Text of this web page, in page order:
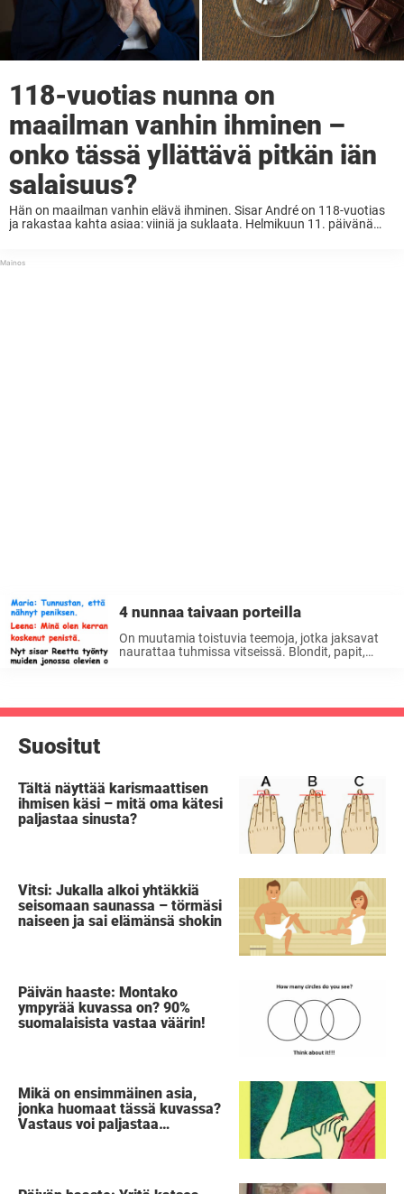
118-vuotias nunna on
maailman vanhin ihminen –
onko tässä yllättävä pitkän iän
salaisuus?
Hän on maailman vanhin elävä ihminen. Sisar André on 118-vuotias
ja rakastaa kahta asiaa: viiniä ja suklaata. Helmikuun 11. päivänä
4 nunnaa taivaan porteilla
On muutamia toistuvia teemoja, jotka jaksavat
naurattaa tuhmissa vitseissä. Blondit, papit,
neljästä nunnasta, jotka kuolivat ja päätyivät
taivaaseen, sai minut nauramaan niin, ...
Suositut
Tältä näyttää karismaattisen
ihmisen käsi – mitä oma kätesi
paljastaa sinusta?
Vitsi: Jukalla alkoi yhtäkkiä
seisomaan saunassa – törmäsi
naiseen ja sai elämänsä shokin
Päivän haaste: Montako
ympyrää kuvassa on? 90%
suomalaisista vastaa väärin!
Mikä on ensimmäinen asia,
jonka huomaat tässä kuvassa?
Vastaus voi paljastaa